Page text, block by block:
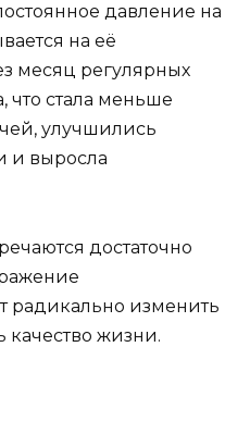
давление на
на её
месяц регулярных
что стала меньше
улучшились
и выросла
достаточно
радикально изменить
качество жизни.